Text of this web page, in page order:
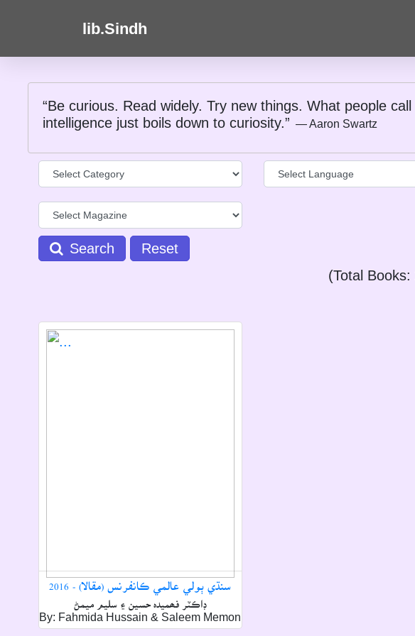
lib.Sindh
“Be curious. Read widely. Try new things. What people call
intelligence just boils down to curiosity.” ― Aaron Swartz
Search
Reset
(Total Books:
سنڌي ٻولي عالمي ڪانفرنس (مقالا) - 2016
ڊاڪٽر فھميدہ حسين ۽ سليم ميمڻ
By: Fahmida Hussain & Saleem Memon